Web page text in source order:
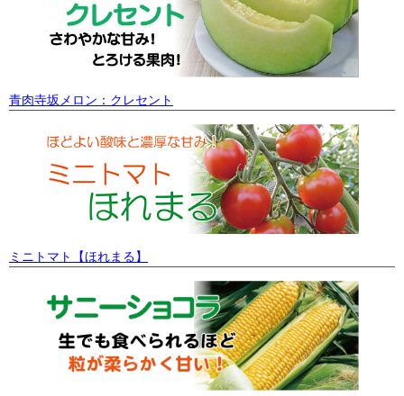
青肉寺坂メロン：クレセント
ミニトマト【ほれまる】